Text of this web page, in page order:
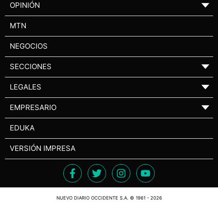
OPINIÓN ▼
MTN
NEGOCIOS
SECCIONES ▼
LEGALES ▼
EMPRESARIO ▼
EDUKA
VERSIÓN IMPRESA
NUEVO DIARIO OCCIDENTE S.A. © 1961 - 2026